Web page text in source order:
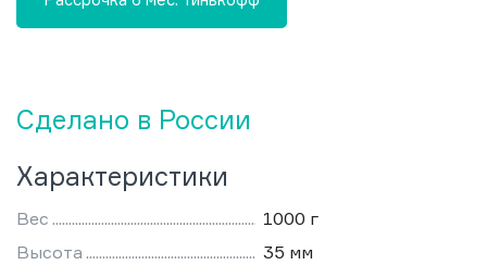
Сделано в России
Характеристики
Вес
1000 г
Высота
35 мм